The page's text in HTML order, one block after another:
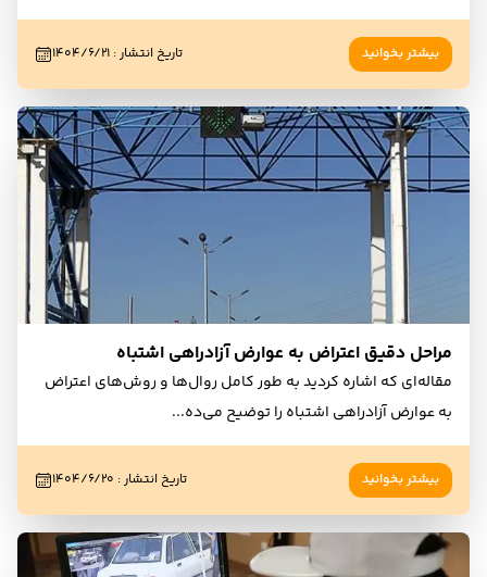
بیشتر بخوانید تاریخ انتشار: ۱۴۰۴/۶/۲۱
مراحل دقیق اعتراض به عوارض آزادراهی اشتباه
مقاله‌ای که اشاره کردید به طور کامل روال‌ها و روش‌های اعتراض
به عوارض آزادراهی اشتباه را توضیح می‌ده...
بیشتر بخوانید تاریخ انتشار: ۱۴۰۴/۶/۲۰